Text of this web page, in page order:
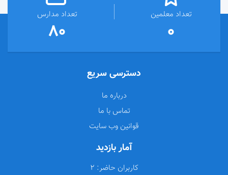
تعداد معلمین
0
تعداد مدارس
80
دسترسی سریع
درباره ما
تماس با ما
قوانین وب سایت
آمار بازدید
کاربران حاضر: